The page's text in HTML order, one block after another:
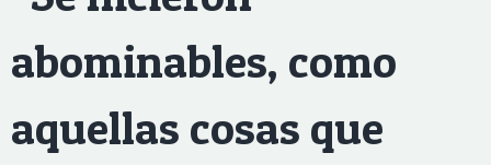
abominables, como
aquellas cosas que